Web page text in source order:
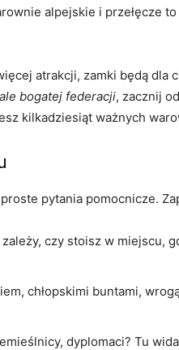
alpejskie i przełęcze
atrakcji, zamki będą dla
bogatej federacji, zacznij
kilkadziesiąt ważnych
pytania pomocnicze.
czy stoisz w miejscu,
chłopskimi buntami,
dyplomaci? Tu